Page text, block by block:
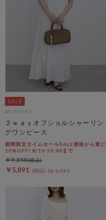
archives
２ｗａｙオフショルシャーリン
グワンピース
期間限定タイムセールSALE価格から更に
10%OFF! 8/10 10:00まで
￥5,891 36％OFF
￥9,350